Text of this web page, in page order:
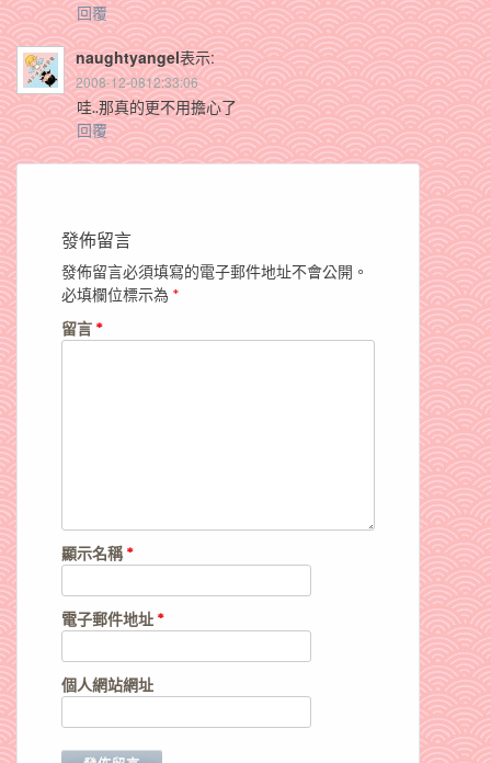
回覆
naughtyangel表示:
2008-12-0812:33:06
哇..那真的更不用擔心了
回覆
發佈留言
發佈留言必須填寫的電子郵件地址不會公開。
必填欄位標示為 *
留言 *
顯示名稱*
電子郵件地址 *
個人網站網址